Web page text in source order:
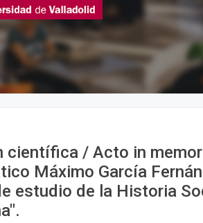
científica / Acto in
Máximo García
estudio de la Historia